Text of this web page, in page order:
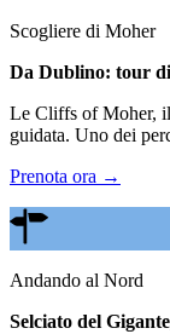
Scogliere di Moher
Da Dublino: tour
Le Cliffs of Moher,
guidata. Uno dei
Prenota ora →
Andando al Nord
Selciato del